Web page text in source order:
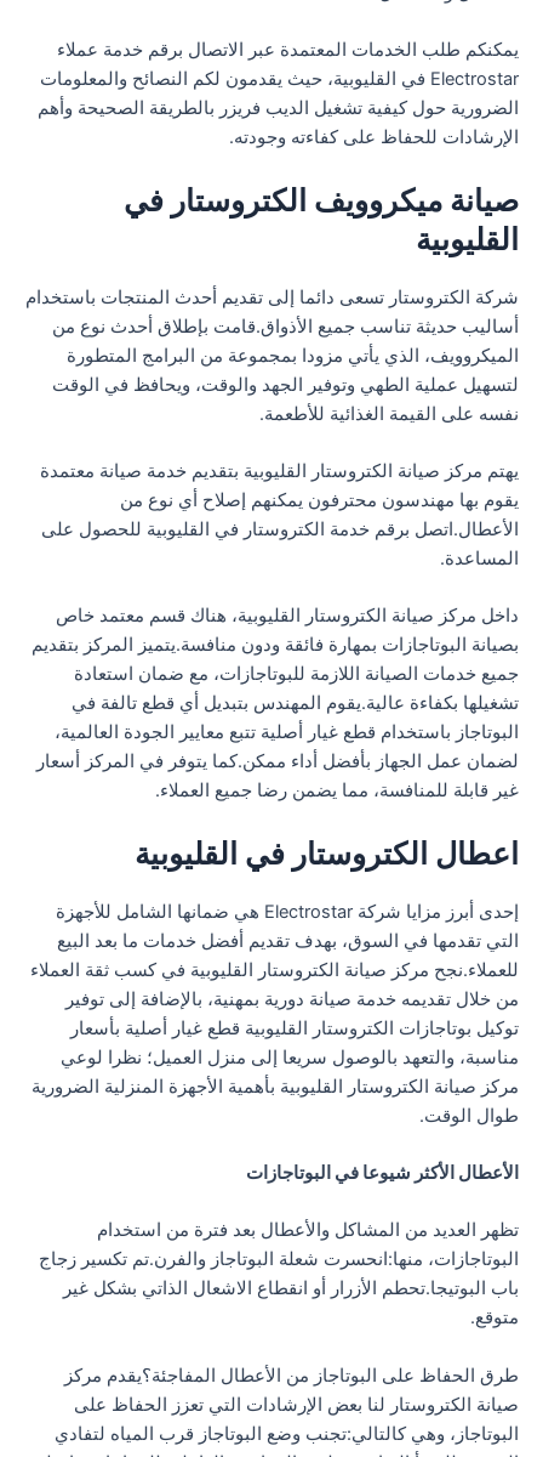
يمكنكم طلب الخدمات المعتمدة عبر الاتصال برقم خدمة عملاء
Electrostar في القليوبية، حيث يقدمون لكم النصائح والمعلومات
الضرورية حول كيفية تشغيل الديب فريزر بالطريقة الصحيحة وأهم
الإرشادات للحفاظ على كفاءته وجودته.
صيانة ميكروويف الكتروستار في
القليوبية
شركة الكتروستار تسعى دائما إلى تقديم أحدث المنتجات باستخدام
أساليب حديثة تناسب جميع الأذواق.قامت بإطلاق أحدث نوع من
الميكروويف، الذي يأتي مزودا بمجموعة من البرامج المتطورة
لتسهيل عملية الطهي وتوفير الجهد والوقت، ويحافظ في الوقت
نفسه على القيمة الغذائية للأطعمة.
يهتم مركز صيانة الكتروستار القليوبية بتقديم خدمة صيانة معتمدة
يقوم بها مهندسون محترفون يمكنهم إصلاح أي نوع من
الأعطال.اتصل برقم خدمة الكتروستار في القليوبية للحصول على
المساعدة.
داخل مركز صيانة الكتروستار القليوبية، هناك قسم معتمد خاص
بصيانة البوتاجازات بمهارة فائقة ودون منافسة.يتميز المركز بتقديم
جميع خدمات الصيانة اللازمة للبوتاجازات، مع ضمان استعادة
تشغيلها بكفاءة عالية.يقوم المهندس بتبديل أي قطع تالفة في
البوتاجاز باستخدام قطع غيار أصلية تتبع معايير الجودة العالمية،
لضمان عمل الجهاز بأفضل أداء ممكن.كما يتوفر في المركز أسعار
غير قابلة للمنافسة، مما يضمن رضا جميع العملاء.
اعطال الكتروستار في القليوبية
إحدى أبرز مزايا شركة Electrostar هي ضمانها الشامل للأجهزة
التي تقدمها في السوق، بهدف تقديم أفضل خدمات ما بعد البيع
للعملاء.نجح مركز صيانة الكتروستار القليوبية في كسب ثقة العملاء
من خلال تقديمه خدمة صيانة دورية بمهنية، بالإضافة إلى توفير
توكيل بوتاجازات الكتروستار القليوبية قطع غيار أصلية بأسعار
مناسبة، والتعهد بالوصول سريعا إلى منزل العميل؛ نظرا لوعي
مركز صيانة الكتروستار القليوبية بأهمية الأجهزة المنزلية الضرورية
طوال الوقت.
الأعطال الأكثر شيوعا في البوتاجازات
تظهر العديد من المشاكل والأعطال بعد فترة من استخدام
البوتاجازات، منها:انحسرت شعلة البوتاجاز والفرن.تم تكسير زجاج
باب البوتيجا.تحطم الأزرار أو انقطاع الاشعال الذاتي بشكل غير
متوقع.
طرق الحفاظ على البوتاجاز من الأعطال المفاجئة؟يقدم مركز
صيانة الكتروستار لنا بعض الإرشادات التي تعزز الحفاظ على
البوتاجاز، وهي كالتالي:تجنب وضع البوتاجاز قرب المياه لتفادي